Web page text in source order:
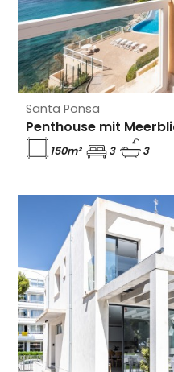
Santa Ponsa
150m² 3 3